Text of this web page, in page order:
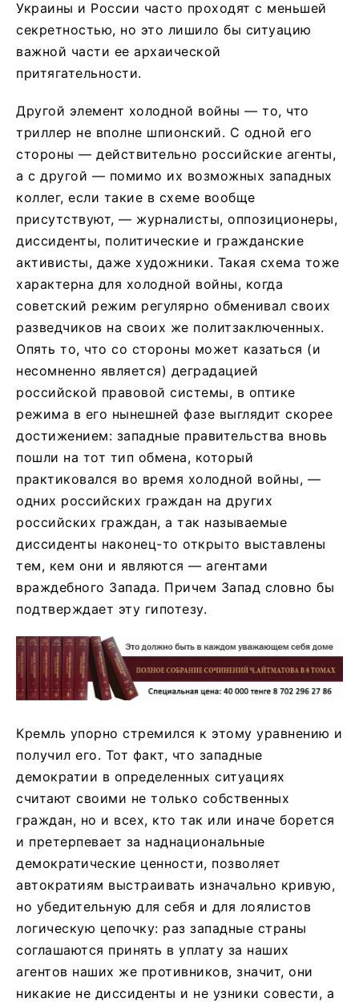
Украины и России часто проходят с меньшей
секретностью, но это лишило бы ситуацию
важной части ее архаической
притягательности.
Другой элемент холодной войны — то, что
триллер не вполне шпионский. С одной его
стороны — действительно российские агенты,
а с другой — помимо их возможных западных
коллег, если такие в схеме вообще
присутствуют, — журналисты, оппозиционеры,
диссиденты, политические и гражданские
активисты, даже художники. Такая схема тоже
характерна для холодной войны, когда
советский режим регулярно обменивал своих
разведчиков на своих же политзаключенных.
Опять то, что со стороны может казаться (и
несомненно является) деградацией
российской правовой системы, в оптике
режима в его нынешней фазе выглядит скорее
достижением: западные правительства вновь
пошли на тот тип обмена, который
практиковался во время холодной войны, —
одних российских граждан на других
российских граждан, а так называемые
диссиденты наконец-то открыто выставлены
тем, кем они и являются — агентами
враждебного Запада. Причем Запад словно бы
подтверждает эту гипотезу.
Кремль упорно стремился к этому уравнению и
получил его. Тот факт, что западные
демократии в определенных ситуациях
считают своими не только собственных
граждан, но и всех, кто так или иначе борется
и претерпевает за наднациональные
демократические ценности, позволяет
автократиям выстраивать изначально кривую,
но убедительную для себя и для лоялистов
логическую цепочку: раз западные страны
соглашаются принять в уплату за наших
агентов наших же противников, значит, они
никакие не диссиденты и не узники совести, а